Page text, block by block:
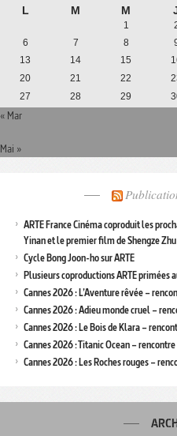
L M M
1
6
7 8
13
14 15
20
21 22
27
28 29
« Mar
Mai »
ARTE France Cinéma coproduit les
Yinan et le premier film de Shengze Zhu
Cycle Bong Joon-ho sur ARTE
Plusieurs coproductions ARTE primées
Cannes 2026 : L’Aventure rêvée –
Cannes 2026 : Adieu monde cruel –
Cannes 2026 : Le Bois de Klara –
Cannes 2026 : Titanic Ocean –
Cannes 2026 : Les Roches rouges –